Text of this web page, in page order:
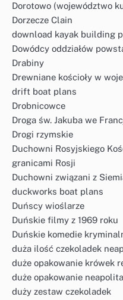
Dorotowo (województwo
Dorzecze Clain
download kayak building
Dowódcy oddziałów
Drabiny
Drewniane kościoły w
drift boat plans
Drobnicowce
Droga św. Jakuba we
Drogi rzymskie
Duchowni Rosyjskiego
granicami Rosji
Duchowni związani z
duckworks boat plans
Duńscy wioślarze
Duńskie filmy z 1969 roku
Duńskie komedie
duża ilość czekoladek
duże opakowanie krówek
duże opakowanie
duży zestaw czekoladek